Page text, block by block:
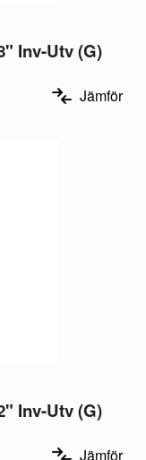
Inv-Utv (G)
Jämför
Inv-Utv (G)
Jämför